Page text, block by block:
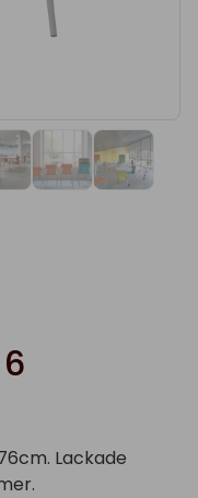
Lackade